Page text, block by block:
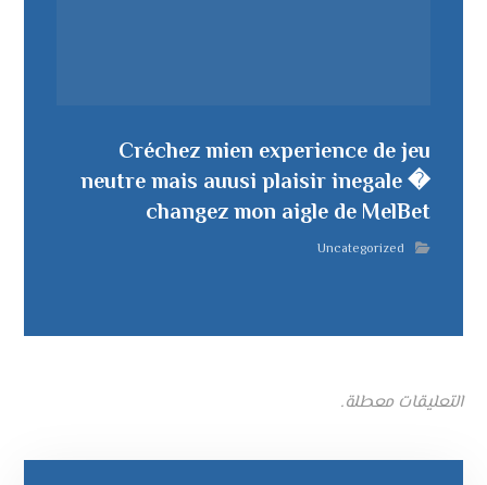
Créchez mien experience de jeu
neutre mais auusi plaisir inegale �
changez mon aigle de MelBet
Uncategorized
التعليقات معطلة.